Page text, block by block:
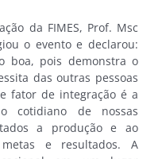
da FIMES, Prof. Msc
o evento e declarou:
boa, pois demonstra o
das outras pessoas
fator de integração é a
cotidiano de nossas
a produção e ao
e resultados. A